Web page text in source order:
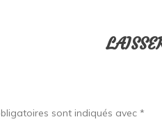
sont indiqués avec *